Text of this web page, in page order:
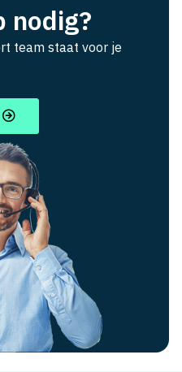
nodig?
team staat voor je